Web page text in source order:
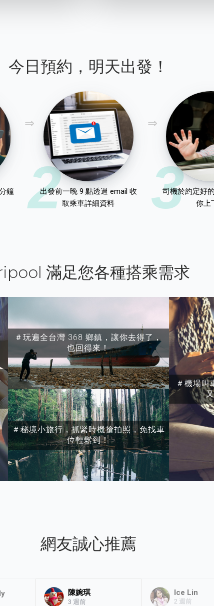
今日預約，明天出發！
鐘
2
出發前一晚 9 點透過 email 收
取乘車詳細資料
3
司機於約定好
你上
滿足您各種搭乘需求
＃玩遍全台灣 368 鄉鎮，讓你去得了，
也回得來！
＃秘境小旅行，抓緊時機搶拍照，免找車
位輕鬆到！
＃機場叫
網友誠心推薦
陳婉琪
3 週前
Ice Lin
2 週前